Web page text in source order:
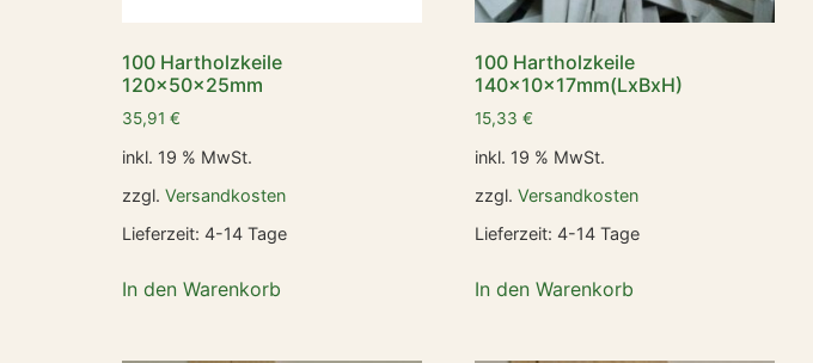
100 Hartholzkeile
120x50x25mm
35,91 €
inkl. 19 % MwSt.
zzgl. Versandkosten
Lieferzeit: 4-14 Tage
In den Warenkorb
100 Hartholzkeile
140x10x17mm(LxBxH)
15,33 €
inkl. 19 % MwSt.
zzgl. Versandkosten
Lieferzeit: 4-14 Tage
In den Warenkorb